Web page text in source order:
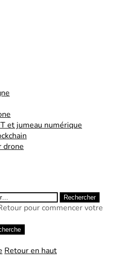
et jumeau numérique
drone
pour commencer votre
Retour en haut